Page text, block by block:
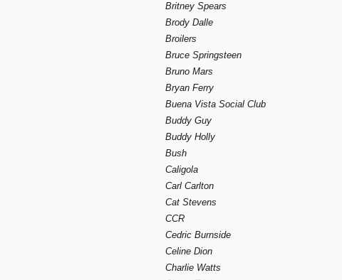
Britney Spears
Brody Dalle
Broilers
Bruce Springsteen
Bruno Mars
Bryan Ferry
Buena Vista Social Club
Buddy Guy
Buddy Holly
Bush
Caligola
Carl Carlton
Cat Stevens
CCR
Cedric Burnside
Celine Dion
Charlie Watts